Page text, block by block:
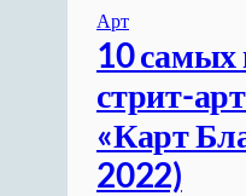
Арт
10
стрит-
«Карт
2022)